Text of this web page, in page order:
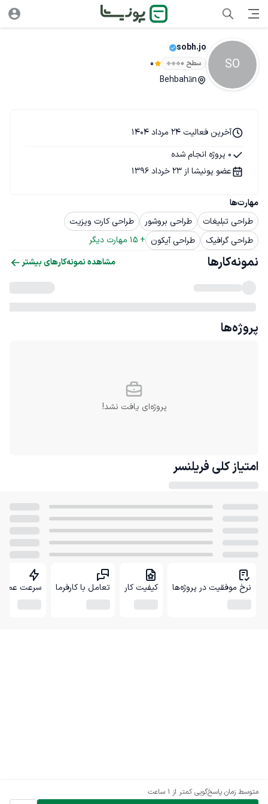
SO
sobh.jo
سطح ۰ 0
Behbahān
متوسط زمان پاسخ‌گویی کمتر از 1 ساعت
مهارت‌ها
طراحی تبلیغات
طراحی بروشور
طراحی کارت ویزیت
طراحی گرافیک
طراحی آیکون +
15 مهارت دیگر
آخرین فعالیت 24 مرداد 1404
0 پروژه انجام شده
عضو پونیشا از 23 خرداد 1396
نمونه‌کارها مشاهده نمونه‌کارهای بیشتر
پروژه‌ها
پروژه‌ای یافت نشد!
امتیاز کلی فریلنسر
نرخ موفقیت در پروژه‌ها کیفیت کار تعامل با کارفرما سرعت عمل